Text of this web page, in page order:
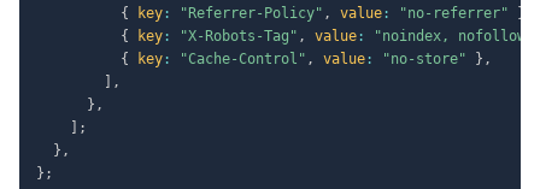
{
key : "Referrer-Policy" , value : "no-referrer" }
{
key : "X-Robots-Tag" , value :
"noindex, nofollow"
{
key : "Cache-Control" , value : "no-store" } ,
,
} ,
;
} ,
} ;